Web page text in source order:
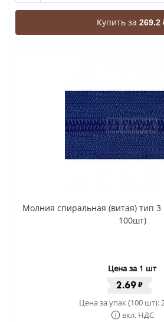
Купить за 269.2
Молния спиральная (витая) тип
100шт)
Цена за 1 шт
2.69 ₽
Цена за упак (100 шт):
вкл. НДС